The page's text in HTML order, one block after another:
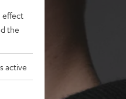
effect
the
active